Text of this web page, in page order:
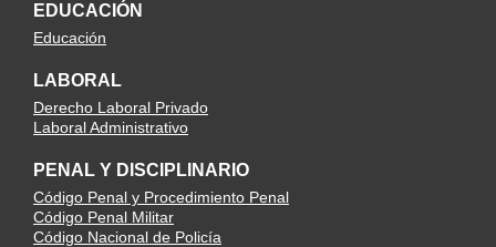
EDUCACIÓN
Educación
LABORAL
Derecho Laboral Privado
Laboral Administrativo
PENAL Y DISCIPLINARIO
Código Penal y Procedimiento Penal
Código Penal Militar
Código Nacional de Policía